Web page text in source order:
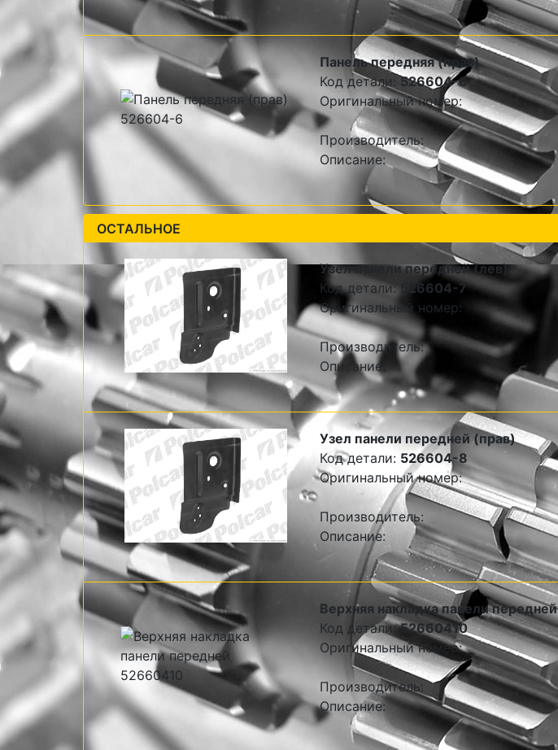
Панель передняя (прав)
Код детали:526604-6
Оригинальный номер:
Производитель:
Описание:
ОСТАЛЬНОЕ
Узел панели передней (лев)
Код детали: 526604-7
Оригинальный номер:
Производитель:
Описание:
Узел панели передней (прав)
Код детали: 526604-8
Оригинальный номер:
Производитель:
Описание:
Верхняя накладка панели передней
Код детали:52660410
Оригинальный номер:
Производитель:
Описание: